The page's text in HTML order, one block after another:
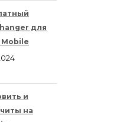
для
Mobile
и
на